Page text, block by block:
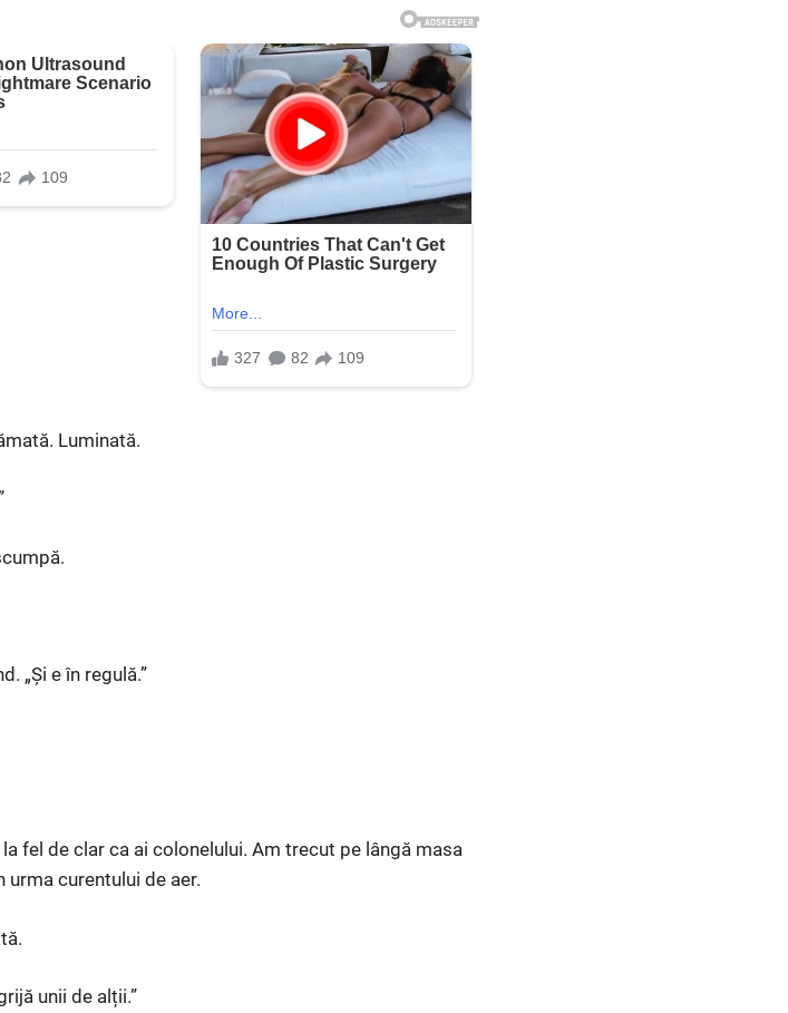
Luminată.
„Și e în regulă.”
fel de clar ca ai colonelului. Am trecut pe lângă masa
urma curentului de aer.
unii de alții.”